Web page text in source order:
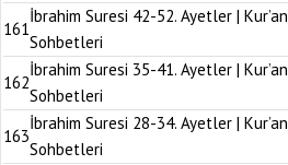
161
İbrahim Suresi 42-52. Ayetler | Kur’an
Sohbetleri
162
İbrahim Suresi 35-41. Ayetler | Kur’an
Sohbetleri
163
İbrahim Suresi 28-34. Ayetler | Kur’an
Sohbetleri